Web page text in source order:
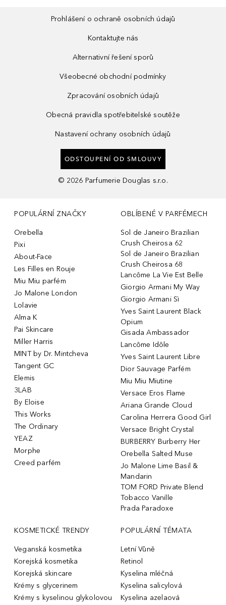
Prohlášení o ochraně osobních údajů
Kontaktujte nás
Alternativní řešení sporů
Všeobecné obchodní podmínky
Zpracování osobních údajů
Obecná pravidla spotřebitelské soutěže
Nastavení ochrany osobních údajů
ODSTOUPENÍ OD SMLOUVY
© 2026 Parfumerie Douglas s.r.o.
POPULÁRNÍ ZNAČKY
Orebella
Pixi
About-Face
Les Filles en Rouje
Miu Miu parfém
Jo Malone London
Lolavie
Alma K
Pai Skincare
Miller Harris
MINT by Dr. Mintcheva
Tangent GC
Elemis
3LAB
By Eloise
This Works
The Ordinary
YEAZ
Morphe
Creed parfém
OBLÍBENÉ V PARFÉMECH
Sol de Janeiro Brazilian
Crush Cheirosa 62
Sol de Janeiro Brazilian
Crush Cheirosa 68
Lancôme La Vie Est Belle
Giorgio Armani My Way
Giorgio Armani Sì
Yves Saint Laurent Black
Opium
Gisada Ambassador
Lancôme Idôle
Yves Saint Laurent Libre
Dior Sauvage Parfém
Miu Miu Miutine
Versace Eros Flame
Ariana Grande Cloud
Carolina Herrera Good Girl
Versace Bright Crystal
BURBERRY Burberry Her
Orebella Salted Muse
Jo Malone Lime Basil &
Mandarin
TOM FORD Private Blend
Tobacco Vanille
Prada Paradoxe
KOSMETICKÉ TRENDY
Veganská kosmetika
Korejská kosmetika
Korejská skincare
Krémy s glycerinem
Krémy s kyselinou glykolovou
POPULÁRNÍ TÉMATA
Letní Vůně
Retinol
Kyselina mléčná
Kyselina salicylová
Kyselina azelaová